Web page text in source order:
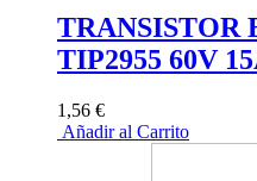
TRANSISTOR
TIP2955 60V
1,56 €
Añadir al Carrito